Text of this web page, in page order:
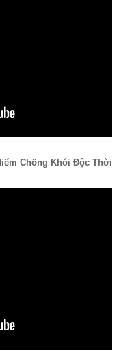
Chống Khói Độc Thời